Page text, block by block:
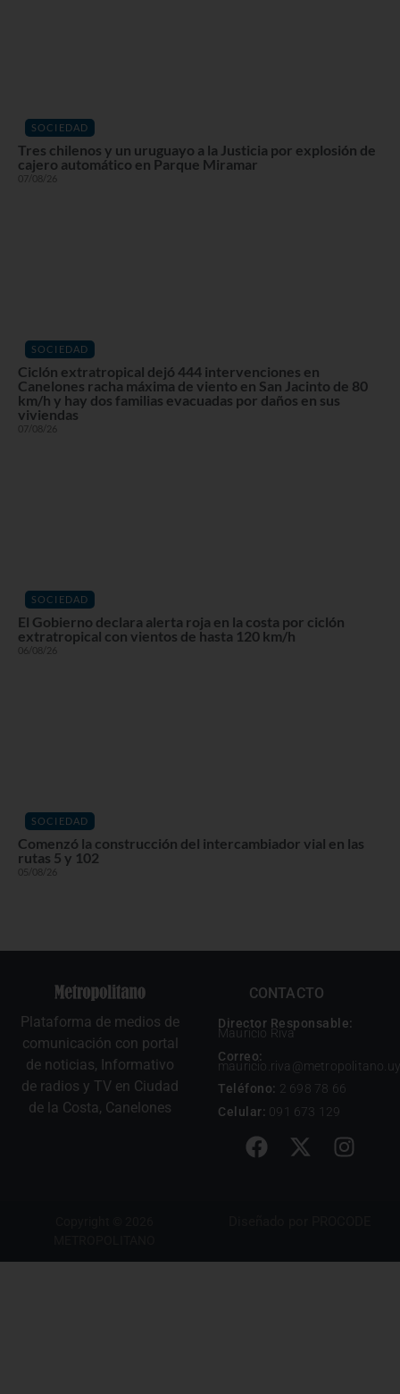
SOCIEDAD
Tres chilenos y un uruguayo a la Justicia por explosión de
cajero automático en Parque Miramar
07/08/26
SOCIEDAD
Ciclón extratropical dejó 444 intervenciones en
Canelones racha máxima de viento en San Jacinto de 80
km/h y hay dos familias evacuadas por daños en sus
viviendas
07/08/26
SOCIEDAD
El Gobierno declara alerta roja en la costa por ciclón
extratropical con vientos de hasta 120 km/h
06/08/26
SOCIEDAD
Comenzó la construcción del intercambiador vial en las
rutas 5 y 102
05/08/26
Plataforma de medios de
comunicación con portal
de noticias, Informativo
de radios y TV en Ciudad
de la Costa, Canelones
CONTACTO
Director Responsable:
Mauricio Riva
Correo:
mauricio.riva@metropolitano.uy
Teléfono: 2 698 78 66
Celular: 091 673 129